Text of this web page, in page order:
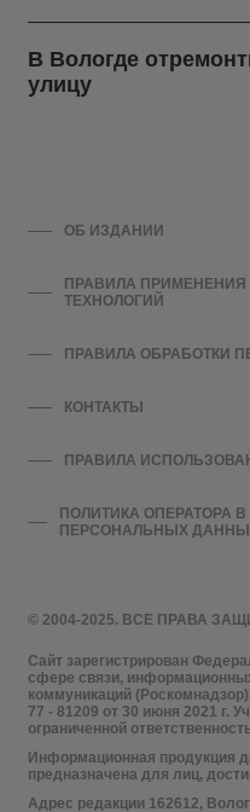
В Вологде
улицу
© 2004-2025. ВСЕ ПРАВА
Сайт зарегистрирован
сфере связи,
коммуникаций
77 - 81209 от 30 июня 2021 г.
ограниченной
Информационная продукция
предназначена для лиц,
Адрес редакции 162612,
ОБ ИЗДАНИИ
ПРАВИЛА
ТЕХНОЛОГИЙ
ПРАВИЛА ОБРАБОТКИ
КОНТАКТЫ
ПРАВИЛА
ПОЛИТИКА ОПЕРАТОРА
ПЕРСОНАЛЬНЫХ